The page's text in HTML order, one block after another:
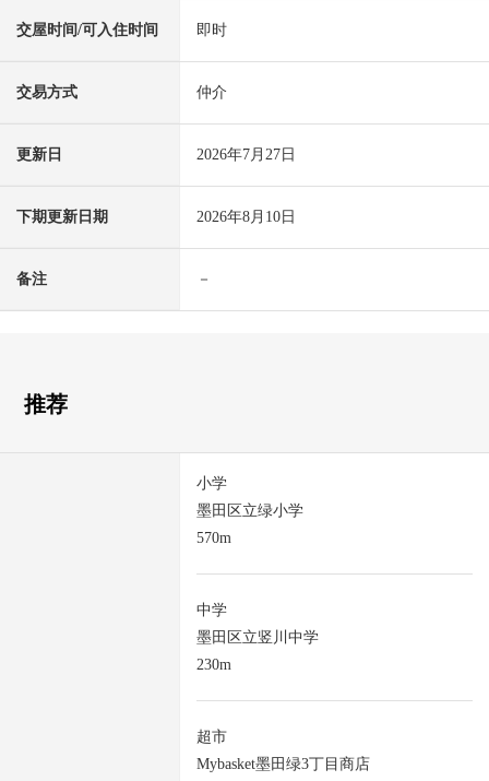
交屋时间/可入住时间 即时
交易方式 仲介
更新日 2026年7月27日
下期更新日期 2026年8月10日
备注 －
推荐
小学
墨田区立绿小学
570m
中学
墨田区立竖川中学
230m
超市
Mybasket墨田绿3丁目商店